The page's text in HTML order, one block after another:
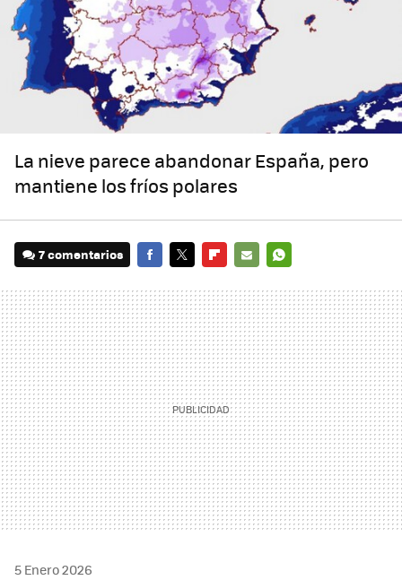
La nieve parece abandonar España, pero
mantiene los fríos polares
7 comentarios
MAIL
5 Enero 2026